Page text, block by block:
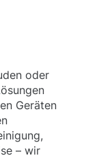
oder
Geräten
– wir